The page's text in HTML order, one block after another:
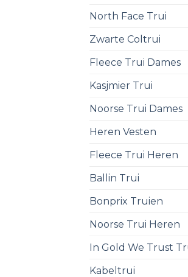
North Face Trui
Zwarte Coltrui
Fleece Trui Dames
Kasjmier Trui
Noorse Trui Dames
Heren Vesten
Fleece Trui Heren
Ballin Trui
Bonprix Truien
Noorse Trui Heren
In Gold We Trust
Kabeltrui